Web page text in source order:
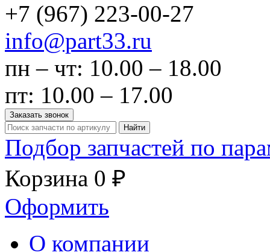
+7 (967) 223-00-27
info@part33.ru
пн – чт: 10.00 – 18.00
пт: 10.00 – 17.00
Заказать звонок
Найти
Подбор запчастей по
Корзина 0 ₽
Оформить
О компании